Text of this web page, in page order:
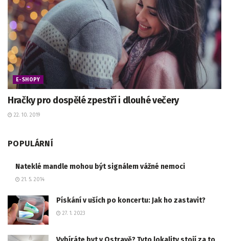
E-SHOPY
Hračky pro dospělé zpestří i dlouhé večery
22. 10. 2019
POPULÁRNÍ
Nateklé mandle mohou být signálem vážné nemoci
21. 5. 2014
Pískání v uších po koncertu: Jak ho zastavit?
27. 1. 2023